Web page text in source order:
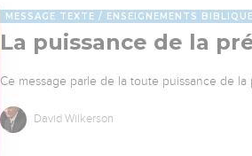
MESSAGE TEXTE ENSEIGNEMENTS
La puissance de la
Ce message parle de la toute puissance de
David Wilkerson